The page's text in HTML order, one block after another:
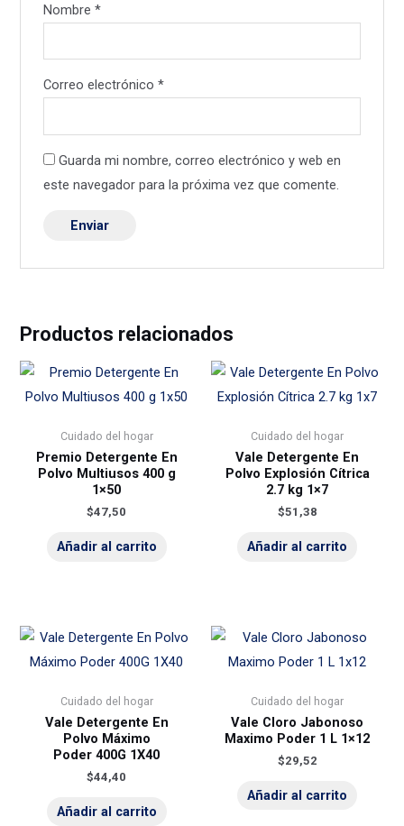
Nombre *
Correo electrónico *
Guarda mi nombre, correo electrónico y web en
este navegador para la próxima vez que comente.
Productos relacionados
Cuidado del hogar
Premio Detergente En
Polvo Multiusos 400 g
1×50
$47,50
Añadir al carrito
Cuidado del hogar
Vale Detergente En
Polvo Explosión Cítrica
2.7 kg 1×7
$51,38
Añadir al carrito
Cuidado del hogar
Vale Detergente En
Polvo Máximo
Poder 400G 1X40
$44,40
Añadir al carrito
Cuidado del hogar
Vale Cloro Jabonoso
Maximo Poder 1 L 1×12
$29,52
Añadir al carrito